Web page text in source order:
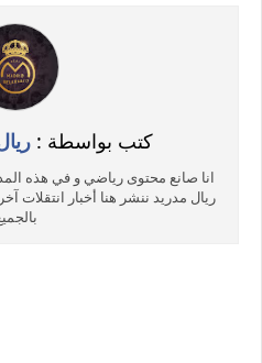
كتب بواسطة :
انا صانع محتوى رياضي و في هذه
ريال مدريد ننشر هنا أخبار انتقلات